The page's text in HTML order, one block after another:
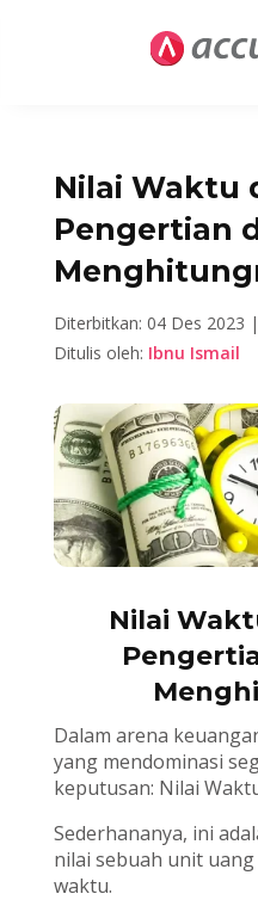
Nilai Waktu
Pengertian
Diterbitkan: 04 Des 2023 |
Ditulis oleh: Ibnu Ismail
Nilai
Dalam arena
yang mendominasi
keputusan: Nilai
Sederhananya, ini
nilai sebuah unit
waktu.